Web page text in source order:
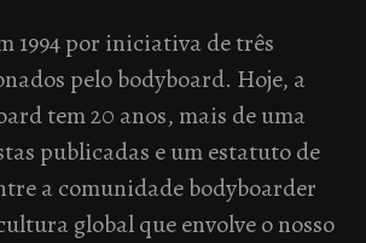
1994 por iniciativa de três
pelo bodyboard. Hoje, a
tem 20 anos, mais de uma
publicadas e um estatuto de
a comunidade bodyboarder
global que envolve o nosso